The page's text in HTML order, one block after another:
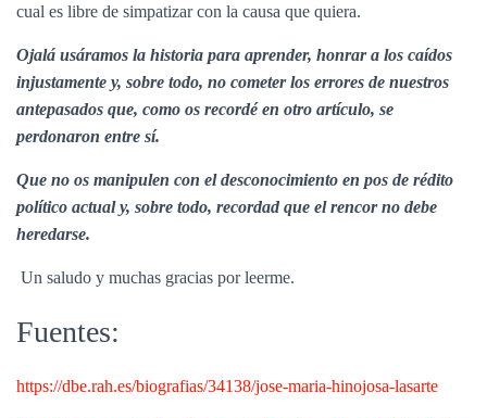
cual es libre de simpatizar con la causa que quiera.
Ojalá usáramos la historia para aprender, honrar a los caídos
injustamente y, sobre todo, no cometer los errores de nuestros
antepasados que, como os recordé en otro artículo, se
perdonaron entre sí.
Que no os manipulen con el desconocimiento en pos de rédito
político actual y, sobre todo, recordad que el rencor no debe
heredarse.
Un saludo y muchas gracias por leerme.
Fuentes:
https://dbe.rah.es/biografias/34138/jose-maria-hinojosa-lasarte